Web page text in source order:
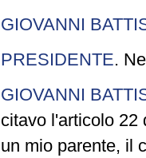
GIOVANNI
PRESIDENTE.
GIOVANNI
citavo l'articolo 22
un mio parente, il